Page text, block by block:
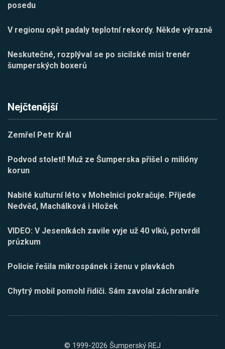
posedu
V regionu opět padaly teplotní rekordy. Někde výrazně
Neskutečné, rozplýval se po sicilské misi trenér
šumperských boxerů
Nejčtenější
Zemřel Petr Král
Podvod století! Muž ze Šumperska přišel o milióny
korun
Nabité kulturní léto v Mohelnici pokračuje. Přijede
Nedvěd, Machálková i Hložek
VIDEO: V Jeseníkách zavile vyje už 40 vlků, potvrdil
průzkum
Policie řešila mikrospánek i ženu v plavkách
Chytrý mobil pomohl řidiči. Sám zavolal záchranáře
© 1999-2026 Šumperský REJ